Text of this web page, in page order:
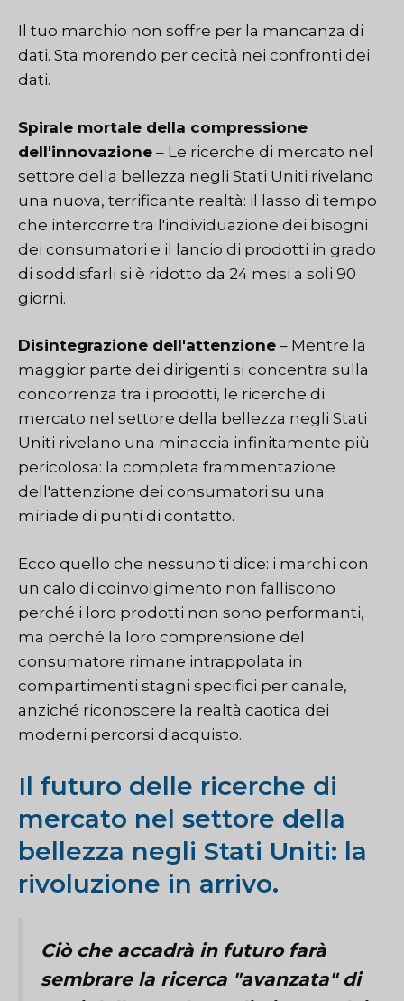
Il tuo marchio non soffre per la mancanza di
dati. Sta morendo per cecità nei confronti dei
dati.
Spirale mortale della compressione
dell'innovazione – Le ricerche di mercato nel
settore della bellezza negli Stati Uniti rivelano
una nuova, terrificante realtà: il lasso di tempo
che intercorre tra l'individuazione dei bisogni
dei consumatori e il lancio di prodotti in grado
di soddisfarli si è ridotto da 24 mesi a soli 90
giorni.
Disintegrazione dell'attenzione – Mentre la
maggior parte dei dirigenti si concentra sulla
concorrenza tra i prodotti, le ricerche di
mercato nel settore della bellezza negli Stati
Uniti rivelano una minaccia infinitamente più
pericolosa: la completa frammentazione
dell'attenzione dei consumatori su una
miriade di punti di contatto.
Ecco quello che nessuno ti dice: i marchi con
un calo di coinvolgimento non falliscono
perché i loro prodotti non sono performanti,
ma perché la loro comprensione del
consumatore rimane intrappolata in
compartimenti stagni specifici per canale,
anziché riconoscere la realtà caotica dei
moderni percorsi d'acquisto.
Il futuro delle ricerche di
mercato nel settore della
bellezza negli Stati Uniti: la
rivoluzione in arrivo.
Ciò che accadrà in futuro farà
sembrare la ricerca "avanzata" di